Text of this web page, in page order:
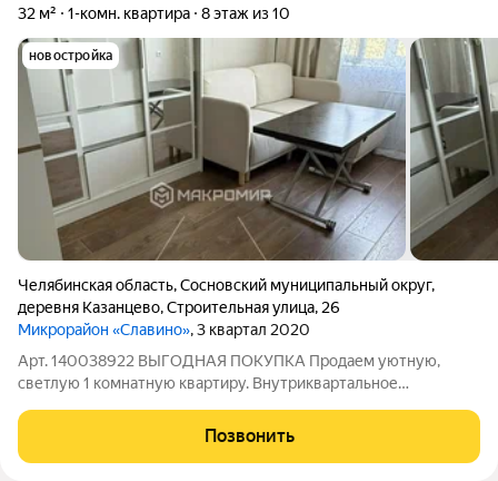
32 м² 1-комн. квартира 8 этаж из 10
новостройка
Челябинская область,Сосновский муниципальный округ,
деревня Казанцево,Строительная улица, 26
Микрорайон «Славино», 3 квартал 2020
Арт. 140038922 ВЫГОДHAЯ ПOКУПКА Продаем уютную,
светлую 1 комнатную квартиру. Внутриквартальное
воздух. Вид на лес. СОСТОЯНИЕ КВАРТИРЫ + Квартира не
торцевая и не угловая. + Сделан свежий ремонт.
Позвонить